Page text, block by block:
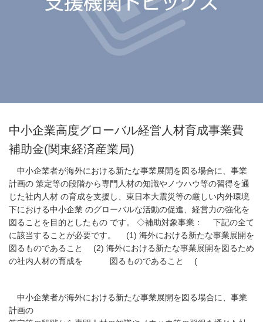
中小企業高度グローバル経営人材育成事業費
補助金(関東経済産業局)
中小企業者が海外における新たな事業展開を図る場合に、事業
計画の 策定等の段階から専門人材の知識やノウハウ等の習得を通
じた社内人材 の育成を支援し、東日本大震災等の厳しい内外環境
下における中小企業 のグローバルな活動の促進、経営力の強化を
図ることを目的としたもの です。 ◇補助対象事業： 下記の全て
に該当することが必要です。 (1) 海外における新たな事業展開を
図るものであること (2) 海外における新たな事業展開を図るため
の社内人材の育成を 図るものであること (
中小企業者が海外における新たな事業展開を図る場合に、事業
計画の